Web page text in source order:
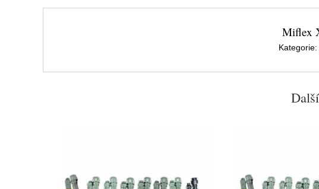
Miflex
Kategorie: